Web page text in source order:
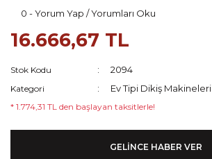
0 - Yorum Yap / Yorumları Oku
16.666,67 TL
Stok Kodu 2094
Kategori Ev Tipi Dikiş Makineleri
* 1.774,31 TL den başlayan taksitlerle!
GELİNCE HABER VER